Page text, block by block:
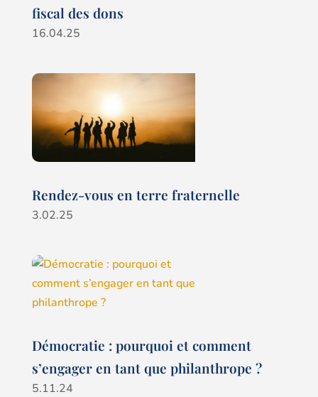
fiscal des dons
16.04.25
Rendez-vous en terre fraternelle
3.02.25
Démocratie : pourquoi et comment
s’engager en tant que philanthrope ?
5.11.24